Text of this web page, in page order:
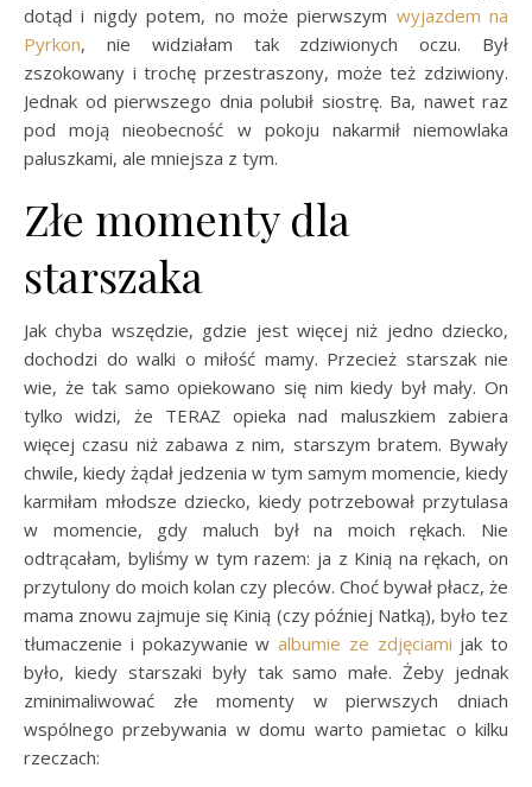
dotąd i nigdy potem, no może pierwszym wyjazdem na
Pyrkon, nie widziałam tak zdziwionych oczu. Był
zszokowany i trochę przestraszony, może też zdziwiony.
Jednak od pierwszego dnia polubił siostrę. Ba, nawet raz
pod moją nieobecność w pokoju nakarmił niemowlaka
paluszkami, ale mniejsza z tym.
Złe momenty dla
starszaka
Jak chyba wszędzie, gdzie jest więcej niż jedno dziecko,
dochodzi do walki o miłość mamy. Przecież starszak nie
wie, że tak samo opiekowano się nim kiedy był mały. On
tylko widzi, że TERAZ opieka nad maluszkiem zabiera
więcej czasu niż zabawa z nim, starszym bratem. Bywały
chwile, kiedy żądał jedzenia w tym samym momencie, kiedy
karmiłam młodsze dziecko, kiedy potrzebował przytulasa
w momencie, gdy maluch był na moich rękach. Nie
odtrącałam, byliśmy w tym razem: ja z Kinią na rękach, on
przytulony do moich kolan czy pleców. Choć bywał płacz, że
mama znowu zajmuje się Kinią (czy później Natką), było tez
tłumaczenie i pokazywanie w albumie ze zdjęciami jak to
było, kiedy starszaki były tak samo małe. Żeby jednak
zminimaliwować złe momenty w pierwszych dniach
wspólnego przebywania w domu warto pamietac o kilku
rzeczach: